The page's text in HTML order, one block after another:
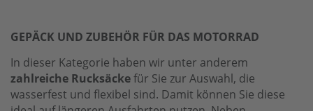
GEPÄCK UND ZUBEHÖR FÜR DAS MOTORRAD
In dieser Kategorie haben wir unter anderem
zahlreiche Rucksäckefür Sie zur Auswahl, die
wasserfest und flexibel sind. Damit können Sie diese